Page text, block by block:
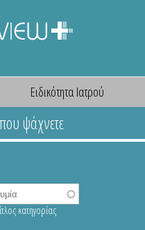
κατηγορίας